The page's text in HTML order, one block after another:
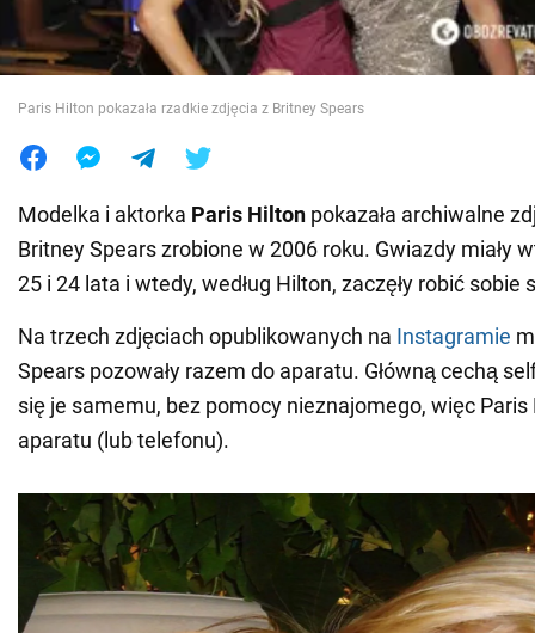
Świat
Jedzenie
Paris Hilton pokazała rzadkie zdjęcia z Britney Spears
Modelka i aktorka Paris Hilton pokazała archiwalne
Britney Spears zrobione w 2006 roku. Gwiazdy miały
25 i 24 lata i wtedy, według Hilton, zaczęły robić sobie
Na trzech zdjęciach opublikowanych na Instagramie
Spears pozowały razem do aparatu. Główną cechą
się je samemu, bez pomocy nieznajomego, więc Paris
aparatu (lub telefonu).